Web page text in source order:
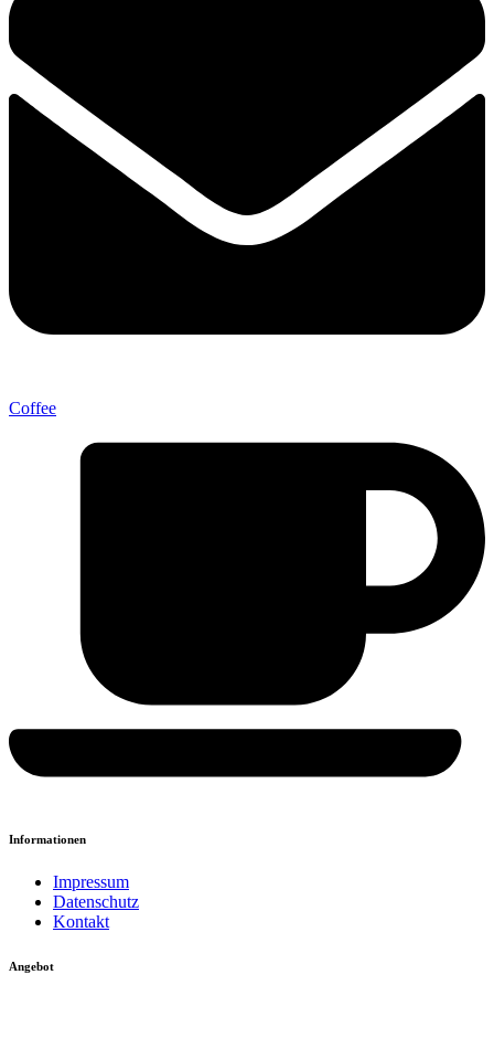
Coffee
Informationen
Impressum
Datenschutz
Kontakt
Angebot